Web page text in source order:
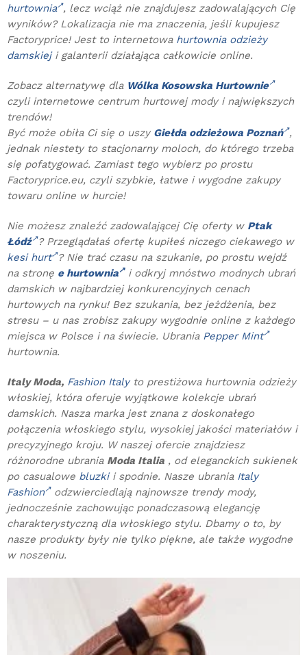
hurtownia , lecz wciąż nie znajdujesz zadowalających Cię
wyników? Lokalizacja nie ma znaczenia, jeśli kupujesz
Factoryprice! Jest to internetowa hurtownia odzieży
damskieji galanterii działająca całkowicie online.
Zobacz alternatywę dla Wólka Kosowska Hurtownie
czyli internetowe centrum hurtowej mody i największych
trendów!
Być może obiła Ci się o uszy Giełda odzieżowa Poznań ,
jednak niestety to stacjonarny moloch, do którego trzeba
się pofatygować. Zamiast tego wybierz po prostu
Factoryprice.eu, czyli szybkie, łatwe i wygodne zakupy
towaru online w hurcie!
Nie możesz znaleźć zadowalającej Cię oferty w Ptak
Łódź ? Przeglądałaś ofertę kupiłeś niczego ciekawego w
kesi hurt ? Nie trać czasu na szukanie, po prostu wejdź
na stronę e hurtownia i odkryj mnóstwo modnych ubrań
damskich w najbardziej konkurencyjnych cenach
hurtowych na rynku! Bez szukania, bez jeżdżenia, bez
stresu – u nas zrobisz zakupy wygodnie online z każdego
miejsca w Polsce i na świecie. Ubrania Pepper Mint
hurtownia.
Italy Moda, Fashion Italyto prestiżowa hurtownia odzieży
włoskiej, która oferuje wyjątkowe kolekcje ubrań
damskich. Nasza marka jest znana z doskonałego
połączenia włoskiego stylu, wysokiej jakości materiałów i
precyzyjnego kroju. W naszej ofercie znajdziesz
różnorodne ubrania Moda Italia , od eleganckich sukienek
po casualowe bluzkii spodnie. Nasze ubrania Italy
Fashion odzwierciedlają najnowsze trendy mody,
jednocześnie zachowując ponadczasową elegancję
charakterystyczną dla włoskiego stylu. Dbamy o to, by
nasze produkty były nie tylko piękne, ale także wygodne
w noszeniu.